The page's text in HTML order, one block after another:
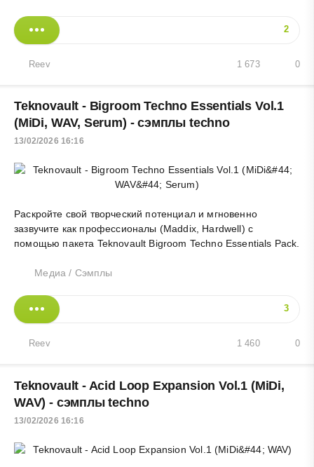
2
Reev 0
1 673
Teknovault - Bigroom Techno Essentials Vol.1
(MiDi, WAV, Serum) - сэмплы techno
13/02/2026 16:16
Раскройте свой творческий потенциал и мгновенно
зазвучите как профессионалы (Maddix, Hardwell) с
помощью пакета Teknovault Bigroom Techno Essentials Pack.
Медиа / Сэмплы
3
Reev 0
1 460
Teknovault - Acid Loop Expansion Vol.1 (MiDi,
WAV) - сэмплы techno
13/02/2026 16:16